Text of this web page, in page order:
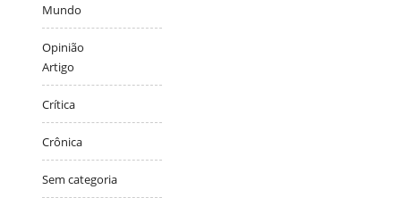
Mundo
Opinião
Artigo
Crítica
Crônica
Sem categoria